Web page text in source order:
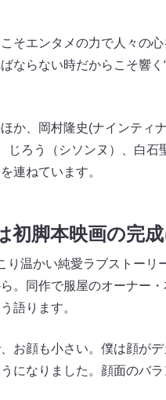
そエンタメの力で人々の
ならない時だからこそ響
か、岡村隆史(ナインティ
じろう（シソンヌ）、白
連ねています。
初脚本映画の完
り温かい純愛ラブストー
。同作で服屋のオーナー
語ります。
、お顔も小さい。僕は顔
になりました。顔面のバラ